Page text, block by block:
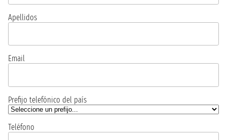
Apellidos
Email
Prefijo telefónico del país
Teléfono